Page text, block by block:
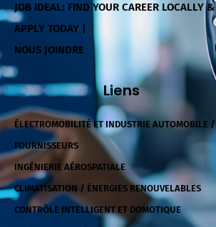
JOB IDEAL: FIND YOUR CAREER LOCALLY &
APPLY TODAY |
NOUS JOINDRE
Liens
ÉLECTROMOBILITÉ ET INDUSTRIE AUTOMOBILE /
FOURNISSEURS
INGÉNIERIE AÉROSPATIALE
CLIMATISATION / ÉNERGIES RENOUVELABLES
CONTRÔLE INTELLIGENT ET DOMOTIQUE